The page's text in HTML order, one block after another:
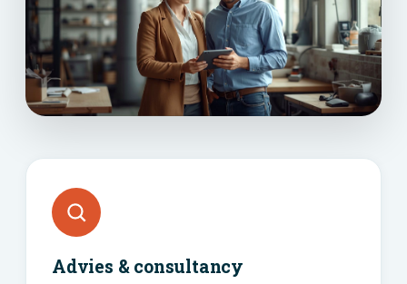
Advies & consultancy